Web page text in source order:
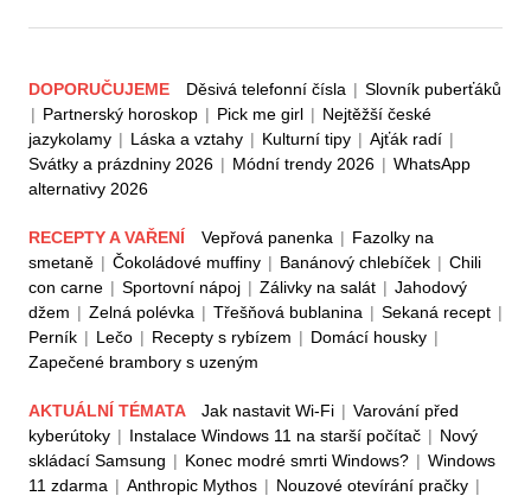
DOPORUČUJEME Děsivá telefonní čísla | Slovník puberťáků
| Partnerský horoskop | Pick me girl | Nejtěžší české
jazykolamy | Láska a vztahy | Kulturní tipy | Ajťák radí |
Svátky a prázdniny 2026 | Módní trendy 2026 | WhatsApp
alternativy 2026
RECEPTY A VAŘENÍ Vepřová panenka | Fazolky na
smetaně | Čokoládové muffiny | Banánový chlebíček | Chili
con carne | Sportovní nápoj | Zálivky na salát | Jahodový
džem | Zelná polévka | Třešňová bublanina | Sekaná recept |
Perník | Lečo | Recepty s rybízem | Domácí housky |
Zapečené brambory s uzeným
AKTUÁLNÍ TÉMATA Jak nastavit Wi-Fi | Varování před
kyberútoky | Instalace Windows 11 na starší počítač | Nový
skládací Samsung | Konec modré smrti Windows? | Windows
11 zdarma | Anthropic Mythos | Nouzové otevírání pračky |